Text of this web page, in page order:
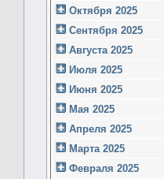
Октября 2025
Сентября 2025
Августа 2025
Июля 2025
Июня 2025
Мая 2025
Апреля 2025
Марта 2025
Февраля 2025